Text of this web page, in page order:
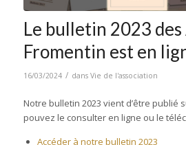
Le bulletin 2023
Fromentin est en
16/03/2024 / dans Vie de l'association
Notre bulletin 2023 vient d’être publié
pouvez le consulter en ligne ou le
Accéder à notre bulletin 2023